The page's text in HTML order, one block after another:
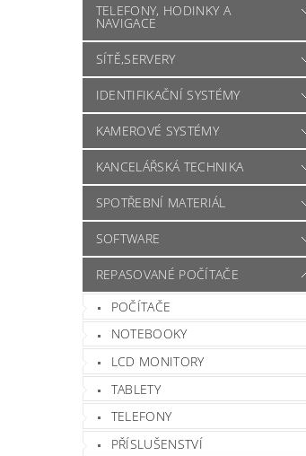
TELEFONY, HODINKY A
NAVIGACE
SÍTĚ,SERVERY
IDENTIFIKAČNÍ SYSTÉMY
KAMEROVÉ SYSTÉMY
KANCELÁŘSKÁ TECHNIKA
SPOTŘEBNÍ MATERIÁL
SOFTWARE
REPASOVANÉ POČÍTAČE
POČÍTAČE
NOTEBOOKY
LCD MONITORY
TABLETY
TELEFONY
PŘÍSLUŠENSTVÍ